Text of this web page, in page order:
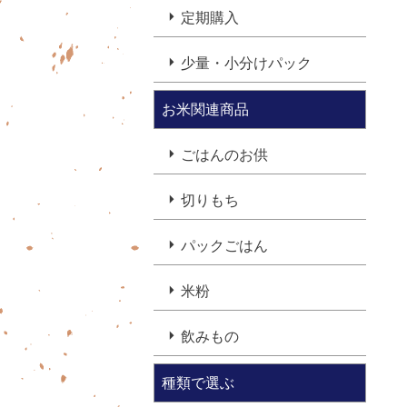
定期購入
少量・小分けパック
お米関連商品
ごはんのお供
切りもち
パックごはん
米粉
飲みもの
種類で選ぶ